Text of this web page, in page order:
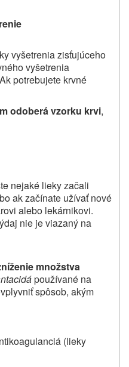
vyšetrenia zisťujúceho
vyšetrenia
potrebujete krvné
odoberá vzorku krvi,
nejaké lieky začali
ak začínate užívať nové
alebo lekárnikovi.
nie je viazaný na
množstva
používané na
spôsob, akým
(lieky